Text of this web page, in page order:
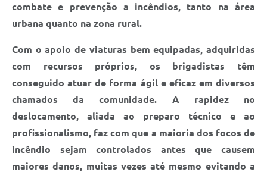
combate e prevenção a incêndios, tanto na área
urbana quanto na zona rural.
Com o apoio de viaturas bem equipadas, adquiridas
com recursos próprios, os brigadistas têm
conseguido atuar de forma ágil e eficaz em diversos
chamados da comunidade. A rapidez no
deslocamento, aliada ao preparo técnico e ao
profissionalismo, faz com que a maioria dos focos de
incêndio sejam controlados antes que causem
maiores danos, muitas vezes até mesmo evitando a